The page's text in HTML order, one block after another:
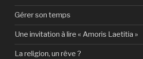
Gérer son temps
Une invitation à lire « Amoris Laetitia »
La religion, un rêve ?